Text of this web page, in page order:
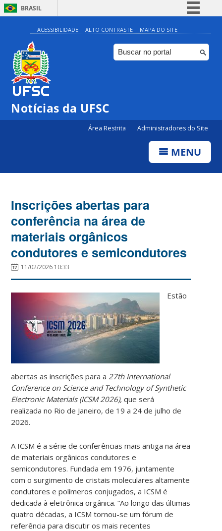
BRASIL
Simplifique!
Comunica BR
Participe
ACESSIBILIDADE ALTO CONTRASTE MAPA DO SITE
Notícias da UFSC
Área Restrita Administradores do Site
MENU
Inscrições abertas para
conferência na área de
materiais orgânicos
condutores e semicondutores
11/02/2026 10:33
Estão
abertas as inscrições para a 27th International
Conference on Science and Technology of Synthetic
Electronic Materials (ICSM 2026), que será
realizada no Rio de Janeiro, de 19 a 24 de julho de
2026.
A ICSM é a série de conferências mais antiga na área
de materiais orgânicos condutores e
semicondutores. Fundada em 1976, juntamente
com o surgimento de cristais moleculares altamente
condutores e polímeros conjugados, a ICSM é
dedicada à eletrônica orgânica. “Ao longo das últimas
quatro décadas, a ICSM tornou-se um fórum de
referência para discutir os mais recentes